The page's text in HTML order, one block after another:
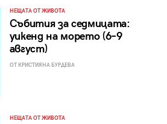
НЕЩАТА ОТ ЖИВОТА
Събития за седмицата:
уикенд на морето (6–9
август)
ОТ КРИСТИЯНА БУРДЕВА
НЕЩАТА ОТ ЖИВОТА